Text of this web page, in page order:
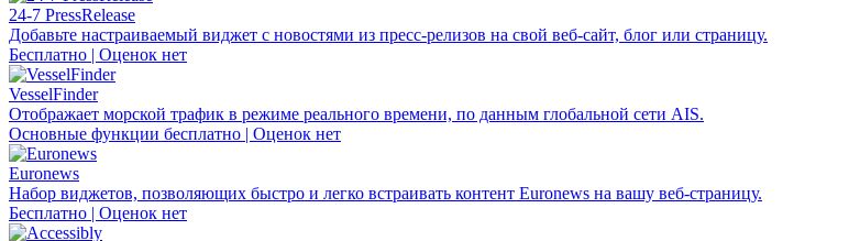
24-7 PressRelease
Добавьте настраиваемый виджет с новостями из пресс-релизов на свой веб-сайт, блог или страницу.
Бесплатно | Оценок нет
VesselFinder
Отображает морской трафик в режиме реального времени, по данным глобальной сети AIS.
Основные функции бесплатно | Оценок нет
Euronews
Набор виджетов, позволяющих быстро и легко встраивать контент Euronews на вашу веб-страницу.
Бесплатно | Оценок нет